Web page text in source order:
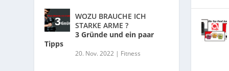
WOZU BRAUCHE ICH
STARKE ARME ?
3 Gründe und ein paar
Tipps
20. Nov. 2022 | Fitness